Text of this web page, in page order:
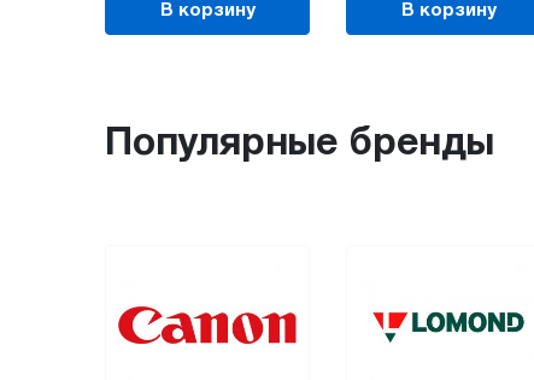
В корзину В корзину
Популярные бренды